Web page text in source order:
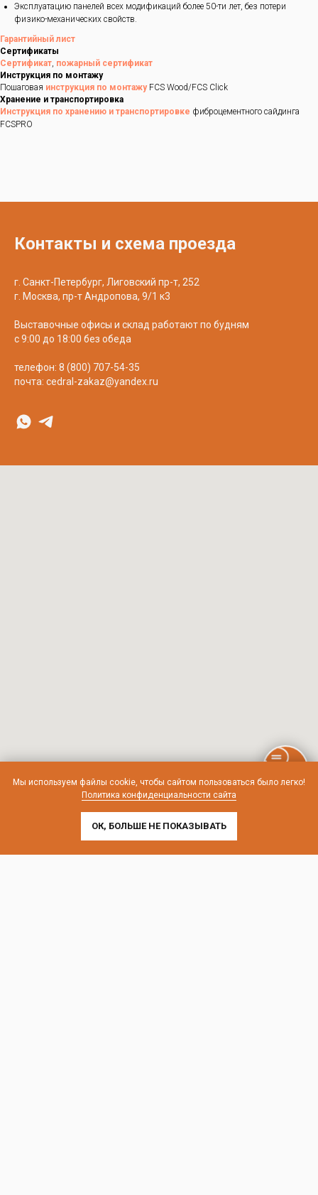
Эксплуатацию панелей всех модификаций более 50-ти лет, без потери
физико-механических свойств.
Гарантийный лист
Сертификаты
Сертификат, пожарный сертификат
Инструкция по монтажу
Пошаговая инструкция по монтажуFCS Wood/FCS Click
Хранение и транспортировка
Инструкция по хранению и транспортировке фиброцементного сайдинга
FCSPRO
Мы используем файлы cookie, чтобы сайтом пользоваться было легко!
Политика конфиденциальности сайта
ОК, БОЛЬШЕ НЕ ПОКАЗЫВАТЬ
Контакты и схема проезда
г. Санкт-Петербург, Лиговский пр-т, 252
г. Москва, пр-т Андропова, 9/1 к3
Выставочные офисы и склад работают по будням
с 9:00 до 18:00 без обеда
телефон: 8 (800) 707-54-35
почта: cedral-zakaz@yandex.ru